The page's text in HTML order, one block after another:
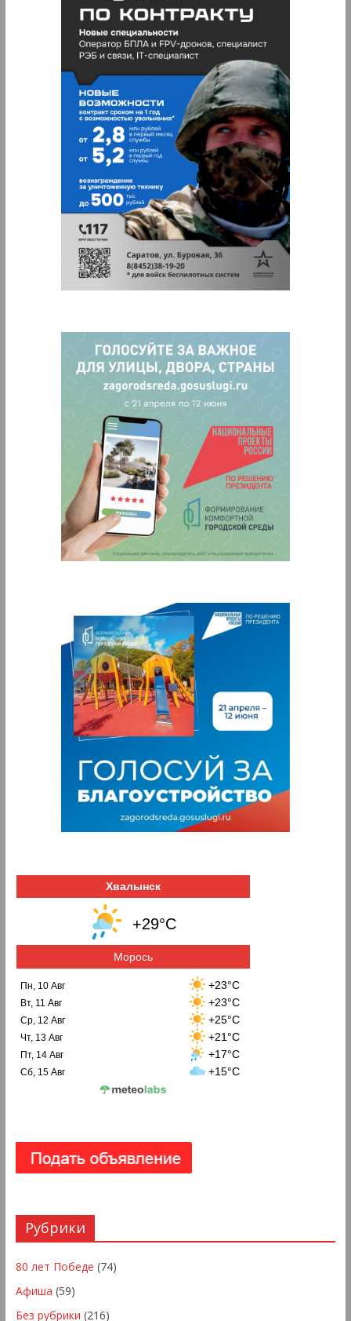
Хвалынск
+29°C
Морось
Пн, 10 Авг +23°C
Вт, 11 Авг +23°C
Ср, 12 Авг +25°C
Чт, 13 Авг +21°C
Пт, 14 Авг +17°C
Сб, 15 Авг +15°C
Рубрики
80 лет Победе (74)
Афиша (59)
Без рубрики (216)